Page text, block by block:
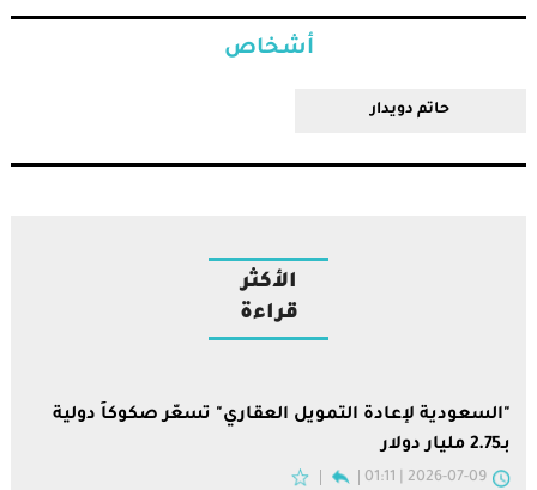
أشخاص
حاتم دويدار
الأكثر
قراءة
"السعودية لإعادة التمويل العقاري" تسعّر صكوكاً دولية
بـ2.75 مليار دولار
2026-07-09 | 01:11